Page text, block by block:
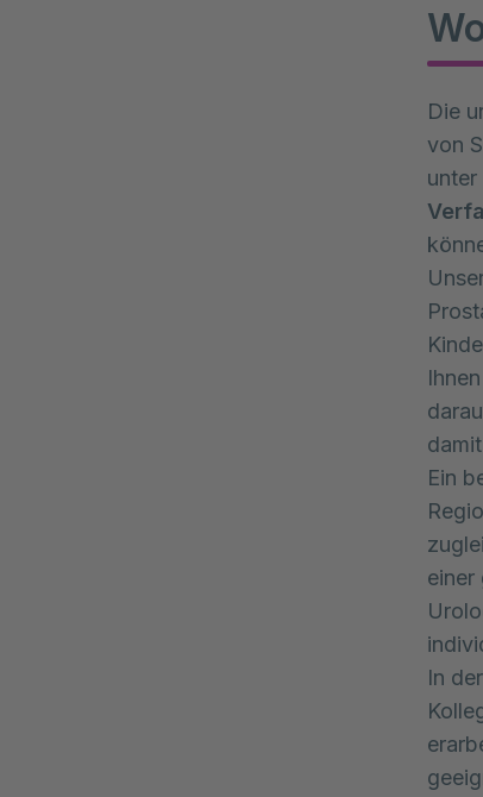
Die
von
unter
Ein
einer
In